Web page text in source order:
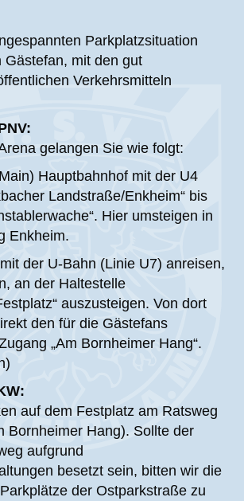
Parkplatzsituation
Gästefan, mit den gut
Verkehrsmitteln
gelangen Sie wie folgt:
Hauptbahnhof mit der U4
Landstraße/Enkheim“ bis
Hier umsteigen in
Enkheim.
der U-Bahn (Linie U7) anreisen,
an der Haltestelle
auszusteigen. Von dort
den für die Gästefans
„Am Bornheimer Hang“.
auf dem Festplatz am Ratsweg
Bornheimer Hang). Sollte der
aufgrund
besetzt sein, bitten wir die
der Ostparkstraße zu